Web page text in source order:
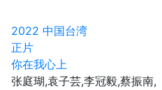
2022 中国台湾
正片
你在我心上
张庭瑚,袁子芸,李冠毅,蔡振南,